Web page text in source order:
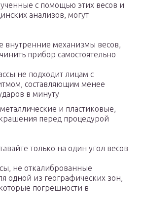
с помощью этих весов и
анализов, могут
внутренние механизмы весов,
прибор самостоятельно
не подходит лицам с
составляющим менее
в минуту
и пластиковые,
перед процедурой
только на один угол весов
не откалиброванные
одной из географических зон,
погрешности в